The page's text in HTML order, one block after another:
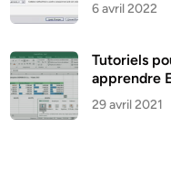
6 avril 2022
Tutoriels
apprendre
29 avril 2021